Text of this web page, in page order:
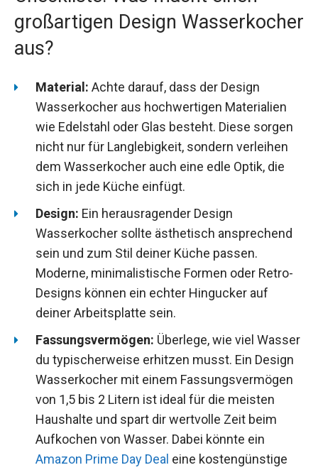
großartigen Design Wasserkocher
aus?
Material: Achte darauf, dass der Design
Wasserkocher aus hochwertigen Materialien
wie Edelstahl oder Glas besteht. Diese sorgen
nicht nur für Langlebigkeit, sondern verleihen
dem Wasserkocher auch eine edle Optik, die
sich in jede Küche einfügt.
Design: Ein herausragender Design
Wasserkocher sollte ästhetisch ansprechend
sein und zum Stil deiner Küche passen.
Moderne, minimalistische Formen oder Retro-
Designs können ein echter Hingucker auf
deiner Arbeitsplatte sein.
Fassungsvermögen: Überlege, wie viel Wasser
du typischerweise erhitzen musst. Ein Design
Wasserkocher mit einem Fassungsvermögen
von 1,5 bis 2 Litern ist ideal für die meisten
Haushalte und spart dir wertvolle Zeit beim
Aufkochen von Wasser. Dabei könnte ein
Amazon Prime Day Deal eine kostengünstige